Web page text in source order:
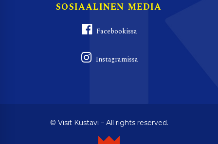
SOSIAALINEN MEDIA
Facebookissa
Instagramissa
© Visit Kustavi – All rights reserved.